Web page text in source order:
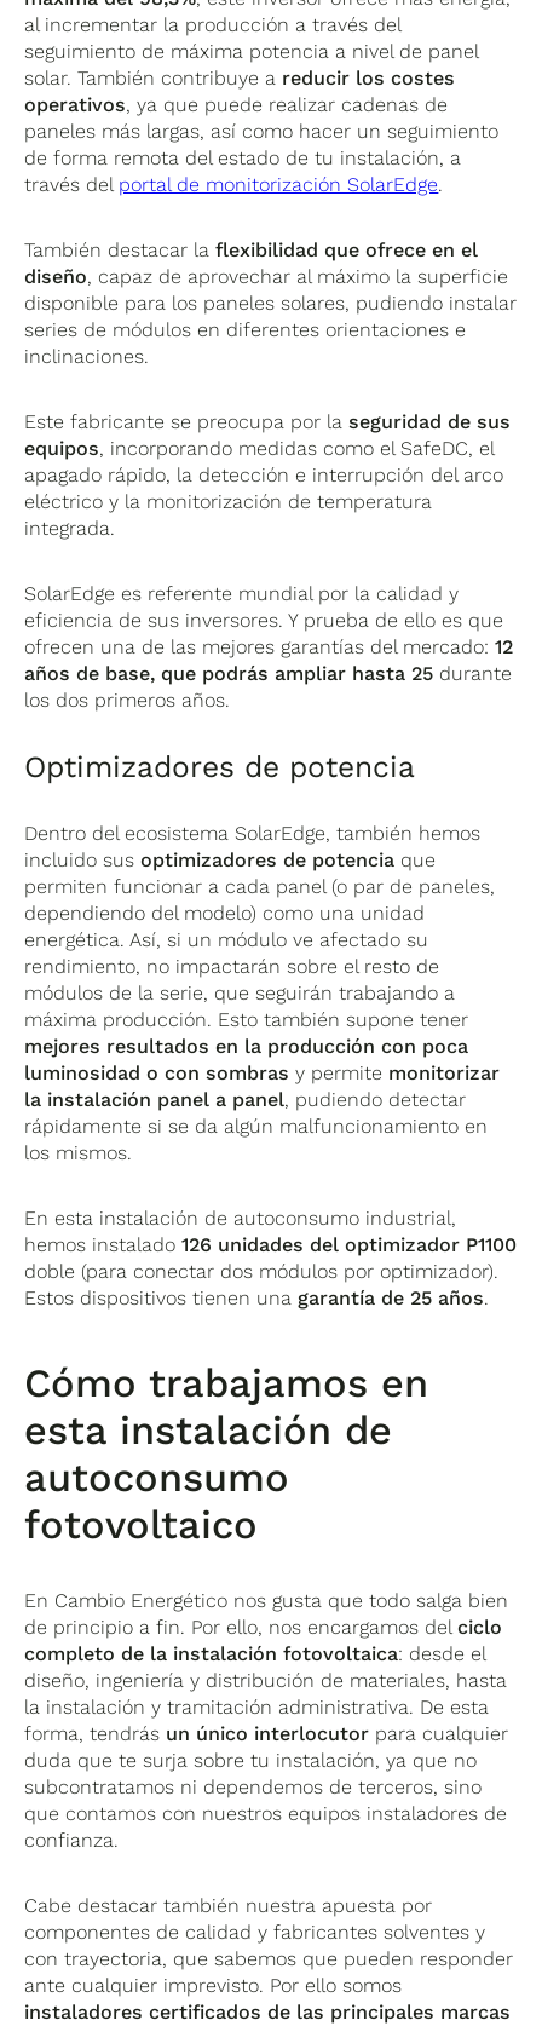
al incrementar la producción a través del
seguimiento de máxima potencia a nivel de panel
solar. También contribuye a reducir los costes
operativos, ya que puede realizar cadenas de
paneles más largas, así como hacer un seguimiento
de forma remota del estado de tu instalación, a
través del portal de monitorización SolarEdge.
También destacar laflexibilidad que ofrece en el
diseño, capaz de aprovechar al máximo la superficie
disponible para los paneles solares, pudiendo instalar
series de módulos en diferentes orientaciones e
inclinaciones.
Este fabricante se preocupa por laseguridad de sus
equipos, incorporando medidas como el SafeDC, el
apagado rápido, la detección e interrupción del arco
eléctrico y la monitorización de temperatura
integrada.
SolarEdge es referente mundial por la calidad y
eficiencia de sus inversores. Y prueba de ello es que
ofrecen una de las mejores garantías del mercado:12
años de base, que podrás ampliar hasta 25 durante
los dos primeros años.
Optimizadores de potencia
Dentro del ecosistema SolarEdge, también hemos
incluido susoptimizadores de potencia que
permiten funcionar a cada panel (o par de paneles,
dependiendo del modelo) como una unidad
energética. Así, si un módulo ve afectado su
rendimiento, no impactarán sobre el resto de
módulos de la serie, que seguirán trabajando a
máxima producción. Esto también supone tener
mejores resultados en la producción con poca
luminosidad o con sombras y permite monitorizar
la instalación panel a panel, pudiendo detectar
rápidamente si se da algún malfuncionamiento en
los mismos.
En esta instalación de autoconsumo industrial,
hemos instalado 126 unidades del optimizador P1100
doble (para conectar dos módulos por optimizador).
Estos dispositivos tienen una garantía de 25 años.
Cómo trabajamos en
esta instalación de
autoconsumo
fotovoltaico
En Cambio Energético nos gusta que todo salga bien
de principio a fin. Por ello, nos encargamos delciclo
completo de la instalación fotovoltaica: desde el
diseño, ingeniería y distribución de materiales, hasta
la instalación y tramitación administrativa. De esta
forma, tendrás un único interlocutor para cualquier
duda que te surja sobre tu instalación, ya que no
subcontratamos ni dependemos de terceros, sino
que contamos con nuestros equipos instaladores de
confianza.
Cabe destacar también nuestra apuesta por
componentes de calidad y fabricantes solventes y
con trayectoria, que sabemos que pueden responder
ante cualquier imprevisto. Por ello somos
instaladores certificados de las principales marcas